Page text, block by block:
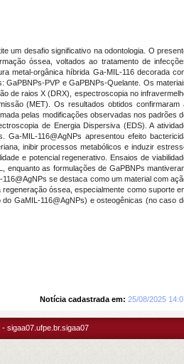
um desafio significativo na odontologia. O
óssea, voltados ao tratamento de
metal-orgânica híbrida Ga-MIL-116 decorada
GaPBNPs-PVP e GaPBNPs-Quelante. Os
de raios X (DRX), espectroscopia no
(MET). Os resultados obtidos confirmaram
pelas modificações observadas nos padrões
de Energia Dispersiva (EDS). A
MIL-116@AgNPs apresentou efeito
inibir processos metabólicos e induzir
e potencial regenerativo. Ensaios de
enquanto as formulações de GaPBNPs
se destaca como um material com
óssea, especialmente como suporte
GaMIL-116@AgNPs) e osteogênicas (no caso
Notícia cadastrada em: 25/08/2025
sigaa07.ufpe.br.sigaa07